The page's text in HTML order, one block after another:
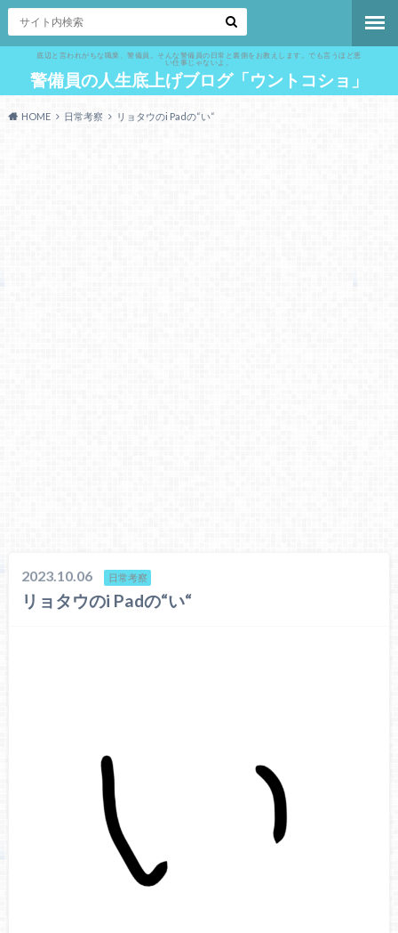
底辺と言われがちな職業、警備員。そんな警備員の日常と裏側をお教えします。でも言うほど悪
い仕事じゃないよ。
警備員の人生底上げブログ「ウントコショ」
HOME 日常考察 リョタウのi Padの“い“
2023.10.06 日常考察
リョタウのi Padの“い“